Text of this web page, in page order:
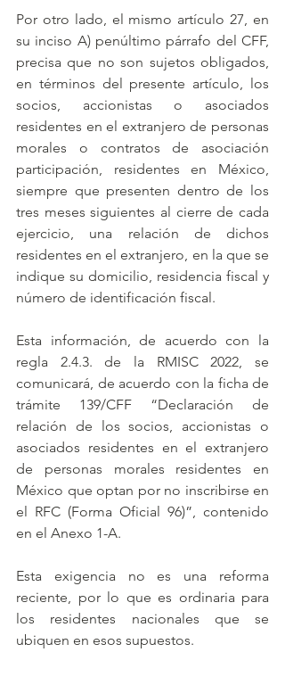
Por otro lado, el mismo artículo 27, en
su inciso A) penúltimo párrafo del CFF,
precisa que no son sujetos obligados,
en términos del presente artículo, los
socios, accionistas o asociados
residentes en el extranjero de personas
morales o contratos de asociación
participación, residentes en México,
siempre que presenten dentro de los
tres meses siguientes al cierre de cada
ejercicio, una relación de dichos
residentes en el extranjero, en la que se
indique su domicilio, residencia fiscal y
número de identificación fiscal.
Esta información, de acuerdo con la
regla 2.4.3. de la RMISC 2022, se
comunicará, de acuerdo con la ficha de
trámite 139/CFF “Declaración de
relación de los socios, accionistas o
asociados residentes en el extranjero
de personas morales residentes en
México que optan por no inscribirse en
el RFC (Forma Oficial 96)”, contenido
en el Anexo 1-A.
Esta exigencia no es una reforma
reciente, por lo que es ordinaria para
los residentes nacionales que se
ubiquen en esos supuestos.